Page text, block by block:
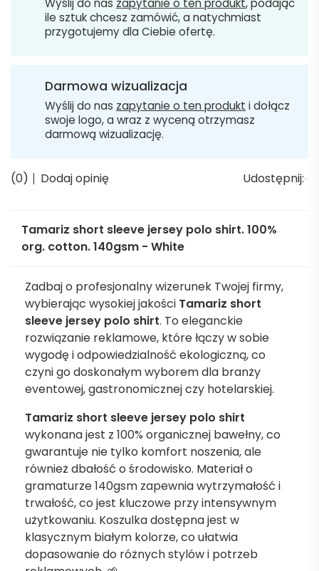
Wyślij do nas zapytanie o ten produkt, podając
ile sztuk chcesz zamówić, a natychmiast
przygotujemy dla Ciebie ofertę.
Darmowa wizualizacja
Wyślij do nas zapytanie o ten produkt i dołącz
swoje logo, a wraz z wyceną otrzymasz
darmową wizualizację.
(0) Dodaj opinię Udostępnij:
Tamariz short sleeve jersey polo shirt. 100%
org. cotton. 140gsm - White
Zadbaj o profesjonalny wizerunek Twojej firmy,
wybierając wysokiej jakości Tamariz short
sleeve jersey polo shirt. To eleganckie
rozwiązanie reklamowe, które łączy w sobie
wygodę i odpowiedzialność ekologiczną, co
czyni go doskonałym wyborem dla branży
eventowej, gastronomicznej czy hotelarskiej.
Tamariz short sleeve jersey polo shirt
wykonana jest z 100% organicznej bawełny, co
gwarantuje nie tylko komfort noszenia, ale
również dbałość o środowisko. Materiał o
gramaturze 140gsm zapewnia wytrzymałość i
trwałość, co jest kluczowe przy intensywnym
użytkowaniu. Koszulka dostępna jest w
klasycznym białym kolorze, co ułatwia
dopasowanie do różnych stylów i potrzeb